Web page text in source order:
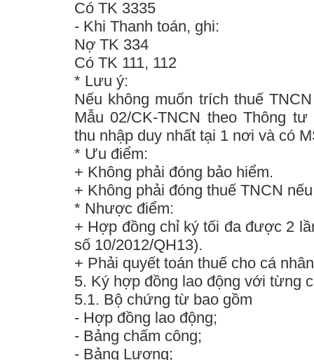
Có TK 3335
- Khi Thanh toán, ghi:
Nợ TK 334
Có TK 111, 112
* Lưu ý:
Nếu không muốn trích thuế
Mẫu 02/CK-TNCN theoThông tư
thu nhập duy nhất tại 1 nơi và có
* Ưu điểm:
+ Không phải đóng bảo hiểm.
+ Không phải đóng thuế TNCN
* Nhược điểm:
+ Hợp đồng chỉ ký tối đa được 2
số 10/2012/QH13).
+ Phải quyết toán thuế cho cá
5. Ký hợp đồng lao động với từng
5.1. Bộ chứng từ bao gồm
- Hợp đồng lao động;
- Bảng chấm công;
- Bảng Lương;